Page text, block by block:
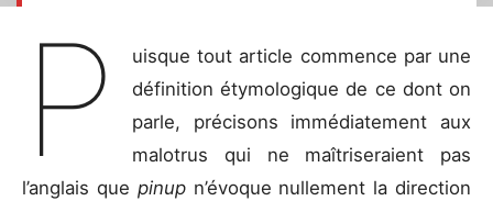
P
uisque tout article commence par une
définition étymologique de ce dont on
parle, précisons immédiatement aux
malotrus qui ne maîtriseraient pas
l’anglais que pinup n’évoque nullement la direction